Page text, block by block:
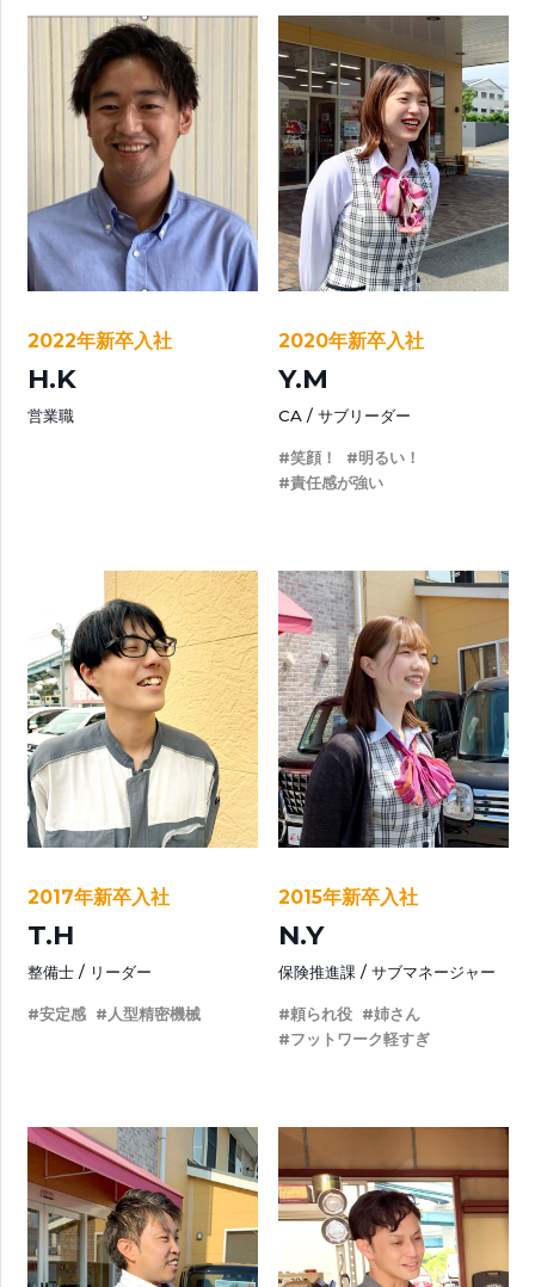
2022年新卒入社
H.K
営業職
2020年新卒入社
Y.M
CA サブリーダー
#笑顔！
#明るい！
#責任感が強い
2017年新卒入社
T.H
整備士 リーダー
#安定感 #人型精密機械
2015年新卒入社
N.Y
保険推進課 サブマネージャー
#頼られ役
#姉さん
#フットワーク軽すぎ